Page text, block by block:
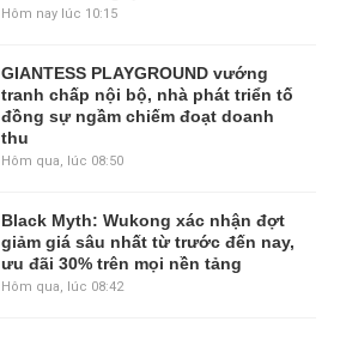
Hôm nay lúc 10:15
GIANTESS PLAYGROUND vướng
tranh chấp nội bộ, nhà phát triển tố
đồng sự ngầm chiếm đoạt doanh
thu
Hôm qua, lúc 08:50
Black Myth: Wukong xác nhận đợt
giảm giá sâu nhất từ trước đến nay,
ưu đãi 30% trên mọi nền tảng
Hôm qua, lúc 08:42